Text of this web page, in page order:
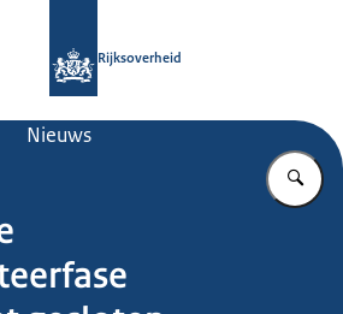
Rijksoverheid
Nieuws